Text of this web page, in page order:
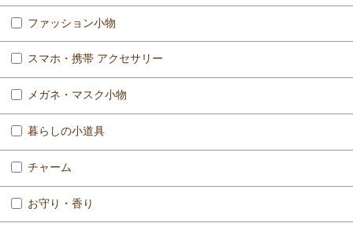
ファッション小物
スマホ・携帯 アクセサリー
メガネ・マスク小物
暮らしの小道具
チャーム
お守り・香り